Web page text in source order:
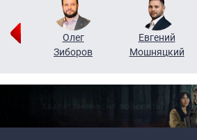
Олег
Зиборов
Евгений
Мошняцкий